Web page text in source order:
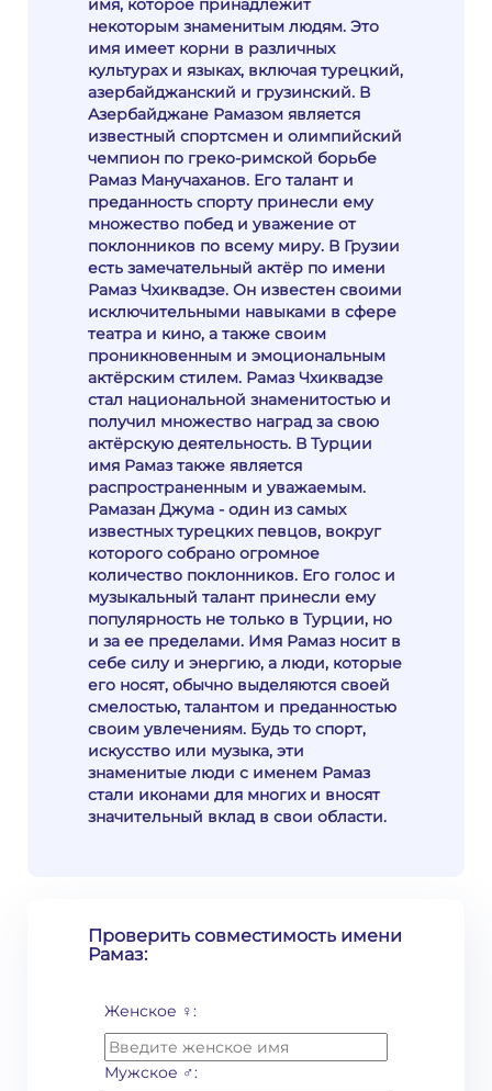
имя, которое принадлежит
некоторым знаменитым людям. Это
имя имеет корни в различных
культурах и языках, включая турецкий,
азербайджанский и грузинский. В
Азербайджане Рамазом является
известный спортсмен и олимпийский
чемпион по греко-римской борьбе
Рамаз Манучаханов. Его талант и
преданность спорту принесли ему
множество побед и уважение от
поклонников по всему миру. В Грузии
есть замечательный актёр по имени
Рамаз Чхиквадзе. Он известен своими
исключительными навыками в сфере
театра и кино, а также своим
проникновенным и эмоциональным
актёрским стилем. Рамаз Чхиквадзе
стал национальной знаменитостью и
получил множество наград за свою
актёрскую деятельность. В Турции
имя Рамаз также является
распространенным и уважаемым.
Рамазан Джума - один из самых
известных турецких певцов, вокруг
которого собрано огромное
количество поклонников. Его голос и
музыкальный талант принесли ему
популярность не только в Турции, но
и за ее пределами. Имя Рамаз носит в
себе силу и энергию, а люди, которые
его носят, обычно выделяются своей
смелостью, талантом и преданностью
своим увлечениям. Будь то спорт,
искусство или музыка, эти
знаменитые люди с именем Рамаз
стали иконами для многих и вносят
значительный вклад в свои области.
Проверить совместимость имени
Рамаз:
Женское ♀:
Мужское ♂: